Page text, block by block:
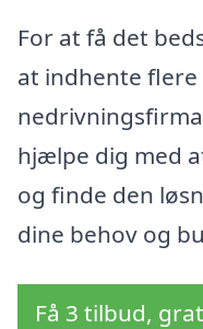
For at få det
at indhente
hjælpe dig med
og finde den
dine behov og
Få 3 tilbud,